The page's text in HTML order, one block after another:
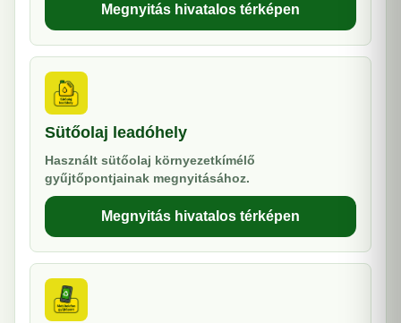
Megnyitás hivatalos térképen
Sütőolaj leadóhely
Használt sütőolaj környezetkímélő
gyűjtőpontjainak megnyitásához.
Megnyitás hivatalos térképen